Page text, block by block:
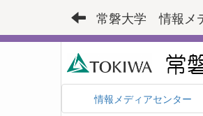
常磐大学 情報メ
情報メディアセンター